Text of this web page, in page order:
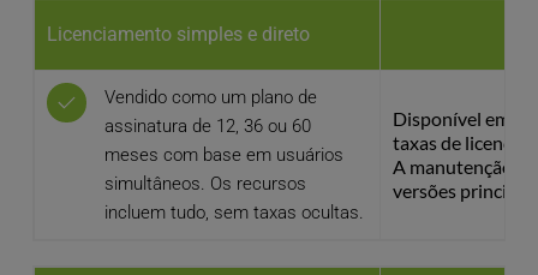
Licenciamento simples e direto
Vendido como um plano de
assinatura de 12, 36 ou 60
meses com base em usuários
simultâneos. Os recursos
incluem tudo, sem taxas ocultas.
Disponível em
taxas de licença
A manutenção é
versões